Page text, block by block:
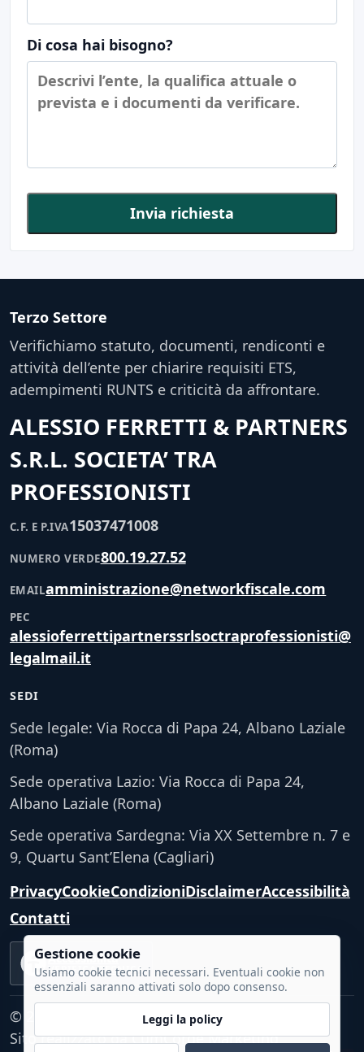
Di cosa hai bisogno?
Invia richiesta
Terzo Settore
Verifichiamo statuto, documenti, rendiconti e
attività dell’ente per chiarire requisiti ETS,
adempimenti RUNTS e criticità da affrontare.
ALESSIO FERRETTI & PARTNERS
S.R.L. SOCIETA’ TRA
PROFESSIONISTI
C.F. E P.IVA15037471008
NUMERO VERDE800.19.27.52
EMAILamministrazione@networkfiscale.com
PEC
alessioferrettipartnerssrlsoctraprofessionisti@
legalmail.it
SEDI
Sede legale: Via Rocca di Papa 24, Albano Laziale
(Roma)
Sede operativa Lazio: Via Rocca di Papa 24,
Albano Laziale (Roma)
Sede operativa Sardegna: Via XX Settembre n. 7 e
9, Quartu Sant’Elena (Cagliari)
PrivacyCookieCondizioniDisclaimerAccessibilità
Contatti
Accessibilità
VERIFICA TECNICA
© 2026 - Tutti i diritti riservati.
Sito realizzato daCumCorde Marketing
Gestione cookie
Usiamo cookie tecnici necessari. Eventuali cookie non
essenziali saranno attivati solo dopo consenso.
Leggi la policy